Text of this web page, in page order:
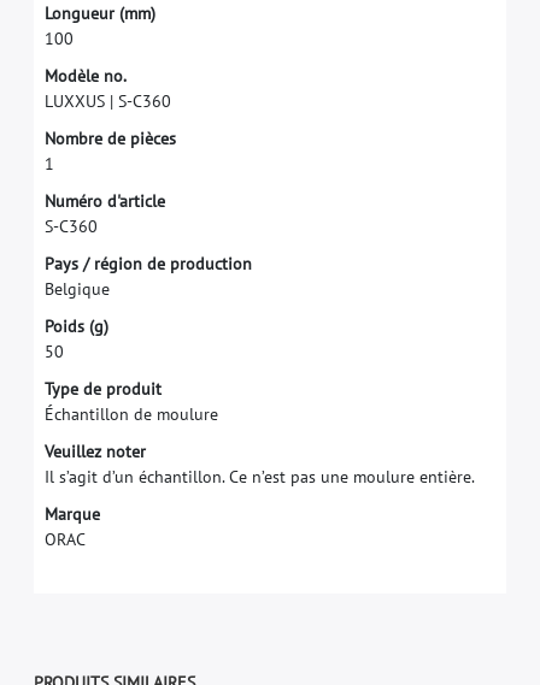
Longueur (mm)
100
Modèle no.
LUXXUS | S-C360
Nombre de pièces
1
Numéro d'article
S-C360
Pays / région de production
Belgique
Poids (g)
50
Type de produit
Échantillon de moulure
Veuillez noter
Il s’agit d’un échantillon. Ce n’est pas une moulure entière.
Marque
ORAC